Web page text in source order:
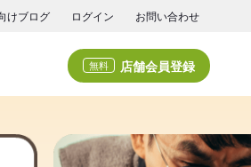
けブログ ログイン お問い合わせ
無料 店舗会員登録